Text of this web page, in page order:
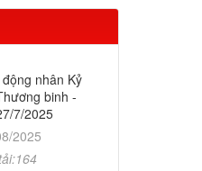
nhân Kỷ
binh -
7/2025
2025